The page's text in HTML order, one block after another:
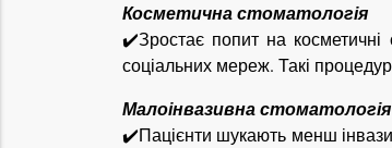
Косметична стоматологія
✔️Зростає попит на косметичні
соціальних мереж. Такі
Малоінвазивна стоматологія
✔️Пацієнти шукають менш